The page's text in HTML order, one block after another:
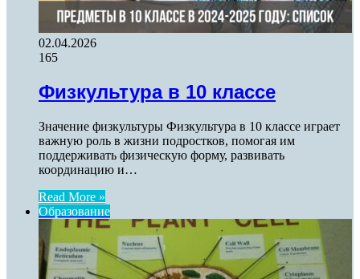
02.04.2026
165
Физкультура в 10 классе
Значение физкультуры Физкультура в 10 классе играет
важную роль в жизни подростков, помогая им
поддерживать физическую форму, развивать
координацию и…
Read More »
Образование